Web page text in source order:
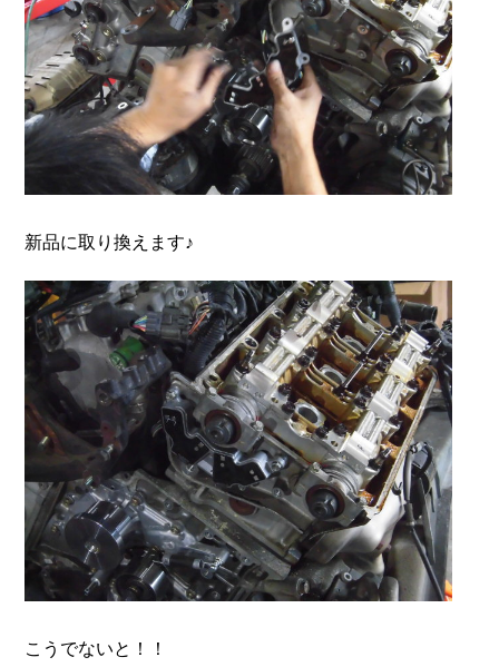
新品に取り換えます♪
こうでないと！！